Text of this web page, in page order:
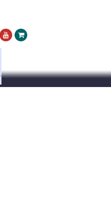
Youtube
Xing